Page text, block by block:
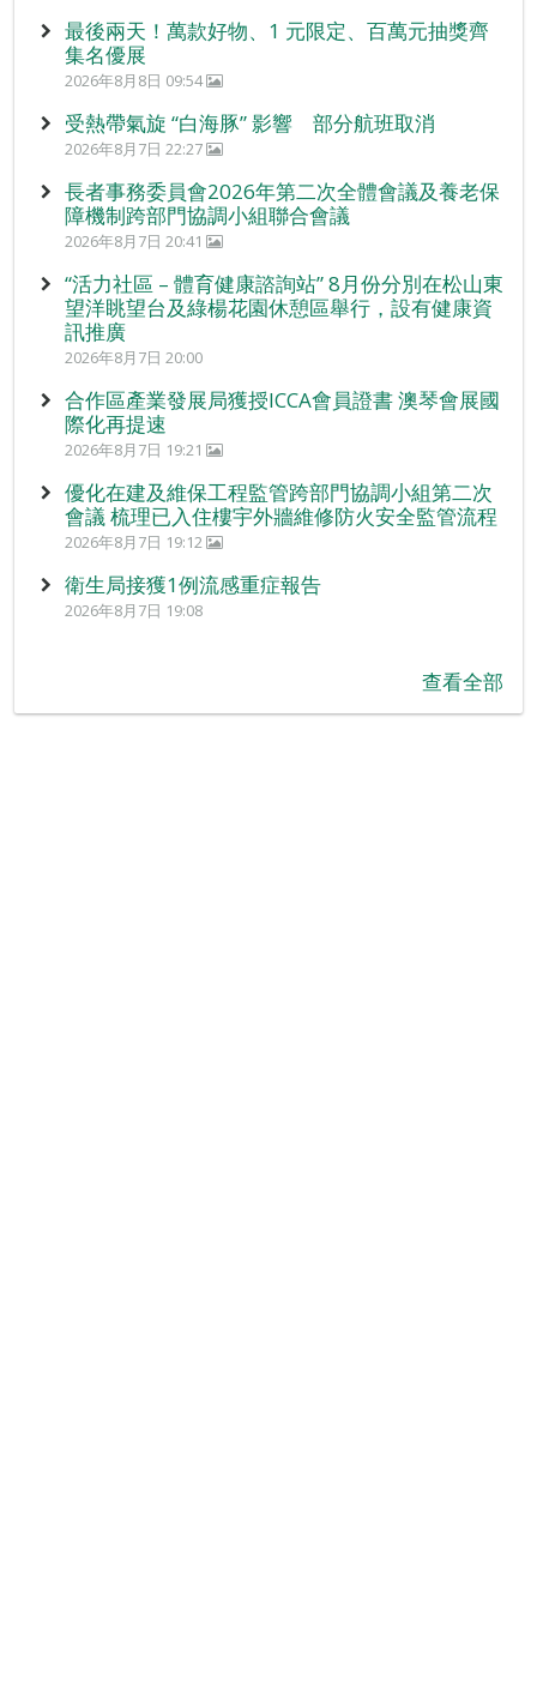
最後兩天！萬款好物、1 元限定、百萬元抽獎齊
集名優展
2026年8月8日 09:54
受熱帶氣旋 “白海豚” 影響 部分航班取消
2026年8月7日 22:27
長者事務委員會2026年第二次全體會議及養老保
障機制跨部門協調小組聯合會議
2026年8月7日 20:41
“活力社區 – 體育健康諮詢站” 8月份分別在松山東
望洋眺望台及綠楊花園休憩區舉行，設有健康資
訊推廣
2026年8月7日 20:00
合作區產業發展局獲授ICCA會員證書 澳琴會展國
際化再提速
2026年8月7日 19:21
優化在建及維保工程監管跨部門協調小組第二次
會議 梳理已入住樓宇外牆維修防火安全監管流程
2026年8月7日 19:12
衛生局接獲1例流感重症報告
2026年8月7日 19:08
查看全部